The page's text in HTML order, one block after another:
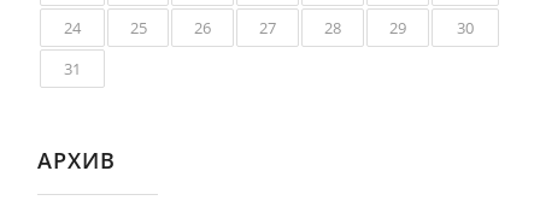
24
25 26 27 28 29
30
31
АРХИВ